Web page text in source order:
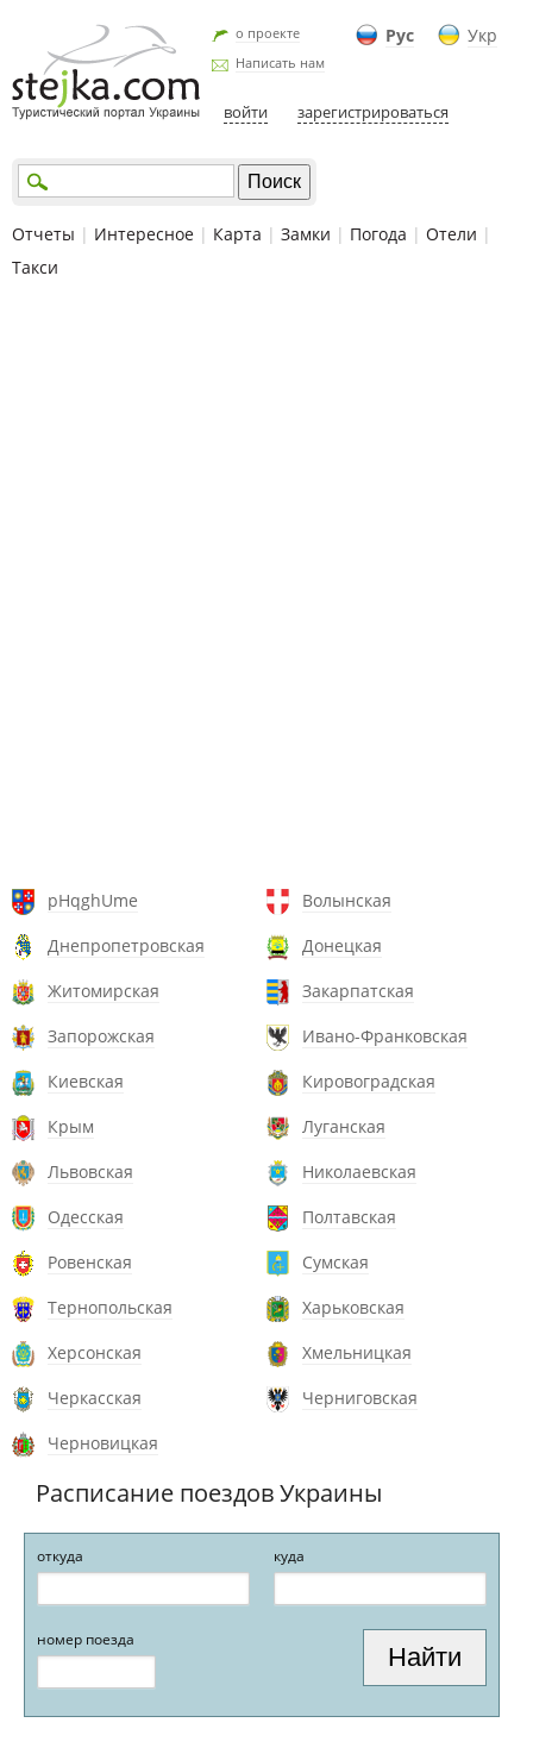
Рус Укр
о проекте
Написать нам
войти зарегистрироваться
Отчеты | Интересное | Карта | Замки | Погода | Отели |
Такси
pHqghUme
Волынская
Днепропетровская
Донецкая
Житомирская
Закарпатская
Запорожская
Ивано-Франковская
Киевская
Кировоградская
Крым
Луганская
Львовская
Николаевская
Одесская
Полтавская
Ровенская
Сумская
Тернопольская
Харьковская
Херсонская
Хмельницкая
Черкасская
Черниговская
Черновицкая
Расписание поездов Украины
откуда куда
номер поезда